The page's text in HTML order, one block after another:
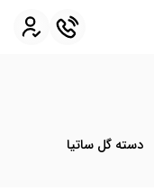
دسته گل ساتیا